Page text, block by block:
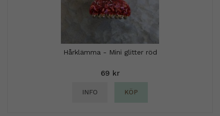
Hårklämma - Mini glitter röd
69 kr
INFO KÖP